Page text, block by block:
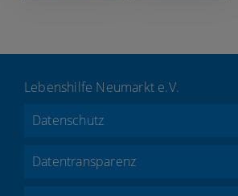
Lebenshilfe Neumarkt e.V.
Datenschutz
Datentransparenz